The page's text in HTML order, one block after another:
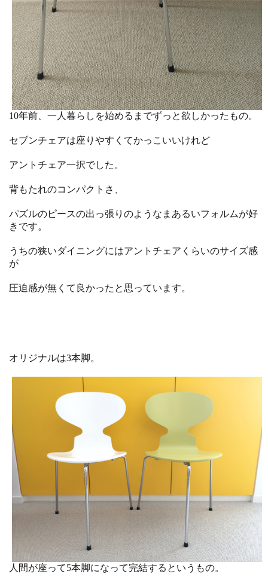
10年前、一人暮らしを始めるまでずっと欲しかったもの。
セブンチェアは座りやすくてかっこいいけれど
アントチェア一択でした。
背もたれのコンパクトさ、
パズルのピースの出っ張りのようなまあるいフォルムが好
きです。
うちの狭いダイニングにはアントチェアくらいのサイズ感
が
圧迫感が無くて良かったと思っています。
オリジナルは3本脚。
人間が座って5本脚になって完結するというもの。